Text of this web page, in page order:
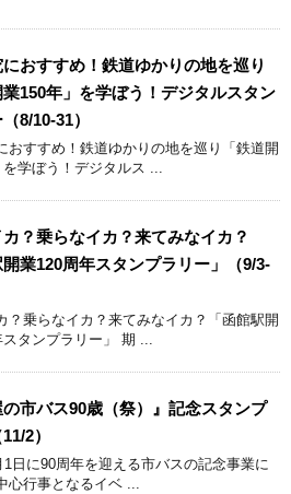
におすすめ！鉄道ゆかりの地を巡り
業150年」を学ぼう！デジタルスタン
8/10-31）
おすすめ！鉄道ゆかりの地を巡り「鉄道開
を学ぼう！デジタルス ...
？乗らなイカ？来てみなイカ？
開業120周年スタンプラリー」（9/3-
？乗らなイカ？来てみなイカ？「函館駅開
スタンプラリー」 期 ...
の市バス90歳（祭）』記念スタンプ
2）
1日に90周年を迎える市バスの記念事業に
心行事となるイベ ...